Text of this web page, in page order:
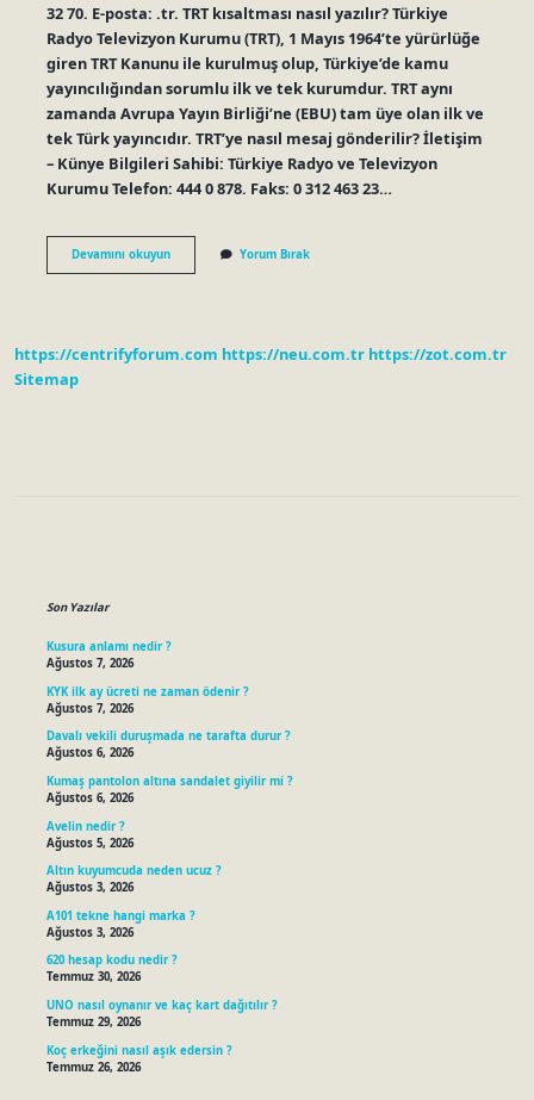
32 70. E-posta: .tr. TRT kısaltması nasıl yazılır? Türkiye
Radyo Televizyon Kurumu (TRT), 1 Mayıs 1964’te yürürlüğe
giren TRT Kanunu ile kurulmuş olup, Türkiye’de kamu
yayıncılığından sorumlu ilk ve tek kurumdur. TRT aynı
zamanda Avrupa Yayın Birliği’ne (EBU) tam üye olan ilk ve
tek Türk yayıncıdır. TRT’ye nasıl mesaj gönderilir? İletişim
– Künye Bilgileri Sahibi: Türkiye Radyo ve Televizyon
Kurumu Telefon: 444 0 878. Faks: 0 312 463 23…
Devamını okuyunTrt
Fm
Yorum Bırak
https://centrifyforum.com https://neu.com.tr https://zot.com.tr
Sitemap
Son Yazılar
Kusura anlamı nedir ?
Ağustos 7, 2026
KYK ilk ay ücreti ne zaman ödenir ?
Ağustos 7, 2026
Davalı vekili duruşmada ne tarafta durur ?
Ağustos 6, 2026
Kumaş pantolon altına sandalet giyilir mi ?
Ağustos 6, 2026
Avelin nedir ?
Ağustos 5, 2026
Altın kuyumcuda neden ucuz ?
Ağustos 3, 2026
A101 tekne hangi marka ?
Ağustos 3, 2026
620 hesap kodu nedir ?
Temmuz 30, 2026
UNO nasıl oynanır ve kaç kart dağıtılır ?
Temmuz 29, 2026
Koç erkeğini nasıl aşık edersin ?
Temmuz 26, 2026